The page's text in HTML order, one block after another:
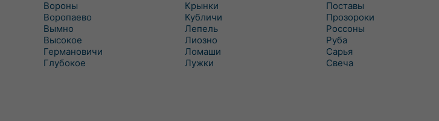
Вороны
Воропаево
Вымно
Высокое
Германовичи
Глубокое
Крынки
Кубличи
Лепель
Лиозно
Ломаши
Лужки
Поставы
Прозороки
Россоны
Руба
Сарья
Свеча